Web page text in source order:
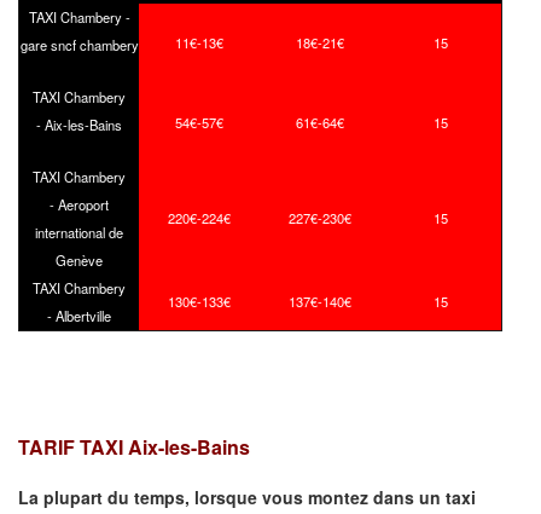
TAXI Chambery -
gare sncf chambery
11€-13€ 18€-21€ 15
TAXI Chambery
- Aix-les-Bains
54€-57€ 61€-64€ 15
TAXI Chambery
- Aeroport
international de
Genève
220€-224€ 227€-230€ 15
TAXI Chambery
- Albertville
130€-133€ 137€-140€ 15
TARIF TAXI Aix-les-Bains
La plupart du temps, lorsque vous montez dans un taxi